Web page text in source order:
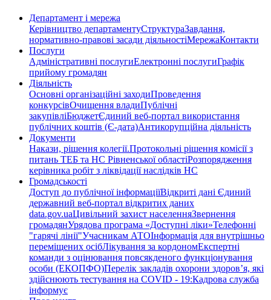
Департамент і мережа
Керівництво департаментуСтруктураЗавдання,
нормативно-правові засади діяльностіМережаКонтакти
Послуги
Адміністративні послугиЕлектронні послугиГрафік
прийому громадян
Діяльність
Основні організаційні заходиПроведення
конкурсівОчищення владиПублічні
закупівліБюджетЄдиний веб-портал використання
публічних коштів (Є-дата)Антикорупційна діяльність
Документи
Накази, рішення колегії.Протокольні рішення комісії з
питань ТЕБ та НС Рівненської областіРозпорядження
керівника робіт з ліквідації наслідків НС
Громадськості
Доступ до публічної інформаціїВідкриті дані Єдиний
державний веб-портал відкритих даних
data.gov.uaЦивільний захист населенняЗвернення
громадянУрядова програма «Доступні ліки»Телефонні
"гарячі лінії"Учасникам АТОІнформація для внутрішньо
переміщених осібЛікування за кордономЕкспертні
команди з оцінювання повсякденого функціонування
особи (ЕКОПФО)Перелік закладів охорони здоров’я, які
здійснюють тестування на COVID - 19:Кадрова служба
інформує